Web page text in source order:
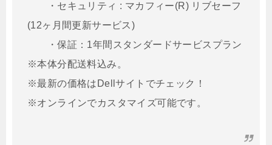
・セキュリティ : マカフィー(R) リブセーフ
(12ヶ月間更新サービス)
・保証：1年間スタンダードサービスプラン
※本体分配送料込み。
※最新の価格はDellサイトでチェック！
※オンラインでカスタマイズ可能です。